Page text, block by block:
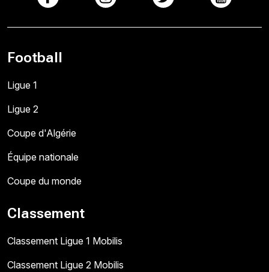
Football
Ligue 1
Ligue 2
Coupe d'Algérie
Équipe nationale
Coupe du monde
Classement
Classement Ligue 1 Mobilis
Classement Ligue 2 Mobilis